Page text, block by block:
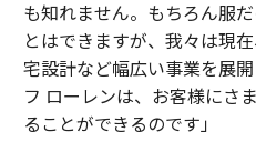
も知れません。もちろん服
とはできますが、我々は現
宅設計など幅広い事業を展
フ ローレンは、お客様にさ
ることができるのです」